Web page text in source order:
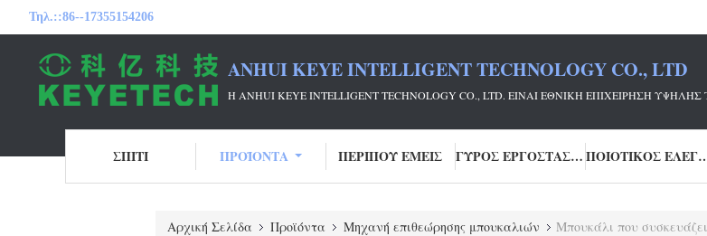
Τηλ.::86--17355154206
ANHUI KEYE INTELLIGENT TECHNOLOGY CO., LTD
Η ANHUI KEYE INTELLIGENT TECHNOLOGY CO., LTD. ΕΊΝΑΙ ΕΘΝΙΚΉ
ΣΠΊΤΙ ΠΡΟΪΌΝΤΑ ΠΕΡΊΠΟΥ ΕΜΕΊΣ ΓΎΡΟΣ ΕΡΓΟΣΤΑΣΊΩΝ
Αρχική Σελίδα Προϊόντα Μηχανή επιθεώρησης μπουκαλιών Μπουκάλι που συσκευάζει το